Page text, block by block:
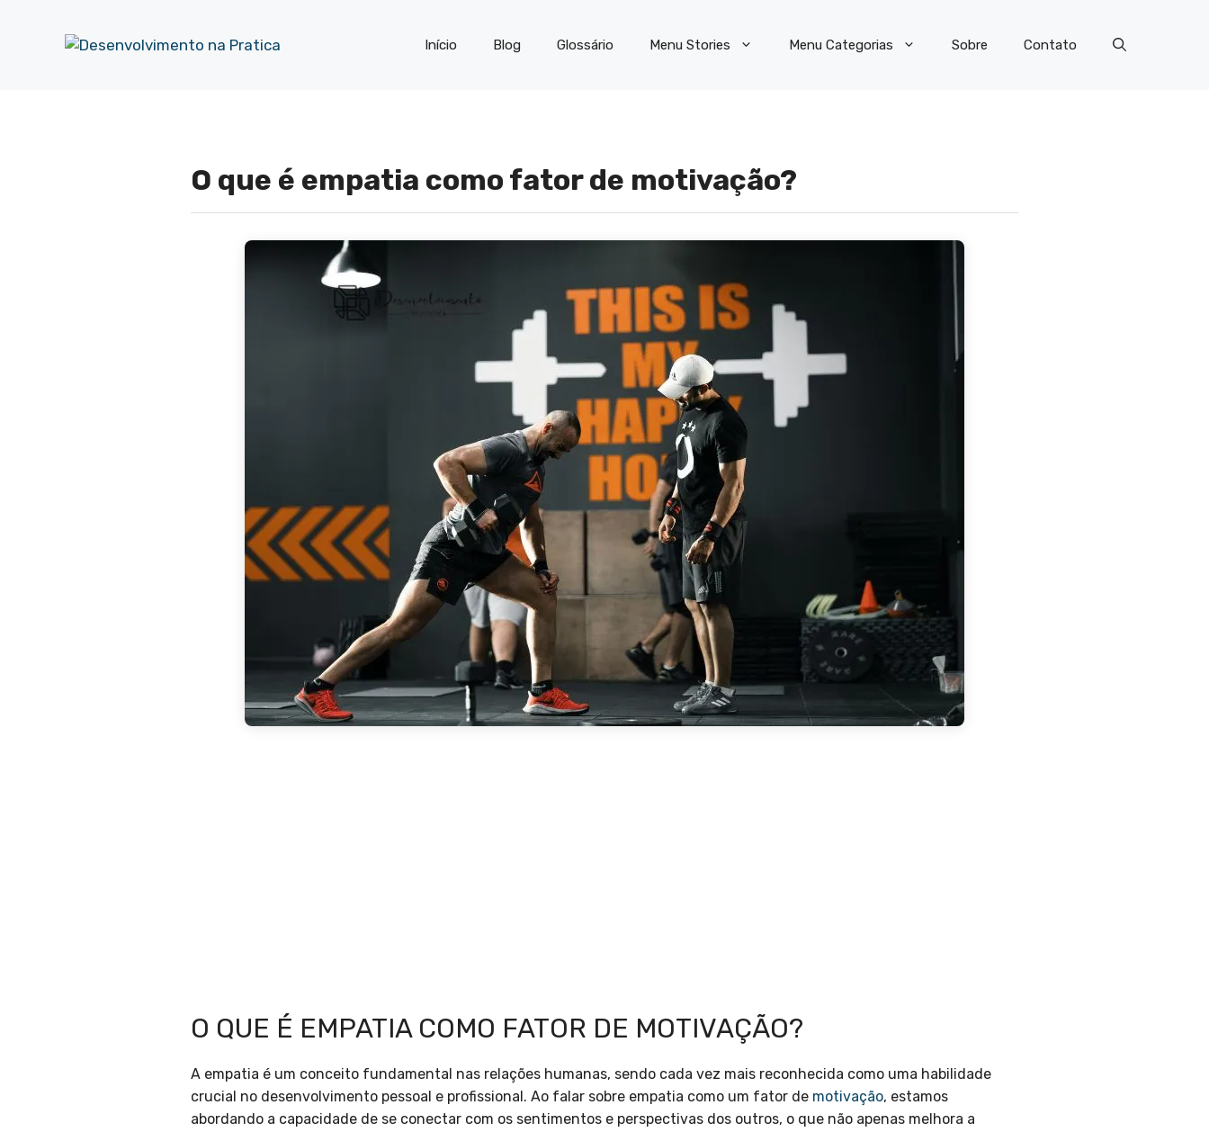
Início Blog Glossário Menu Stories Menu Categorias Sobre Contato
O que é empatia como fator de motivação?
O QUE É EMPATIA COMO FATOR DE MOTIVAÇÃO?
A empatia é um conceito fundamental nas relações humanas, sendo cada vez mais reconhecida como uma habilidade
crucial no desenvolvimento pessoal e profissional. Ao falar sobre empatia como um fator de motivação, estamos
abordando a capacidade de se conectar com os sentimentos e perspectivas dos outros, o que não apenas melhora a